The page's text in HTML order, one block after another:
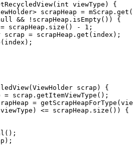
( int viewType )
{
> scrapHeap = mScrap . get (
&& ! scrapHeap . isEmpty())
{
= scrapHeap . size () - 1 ;
scrap = scrapHeap . get ( index );
( index );
( ViewHolder scrap )
{
= scrap . getItemViewType ();
= getScrapHeapForType (
viewType ) <= scrapHeap . size ())
{
();
);